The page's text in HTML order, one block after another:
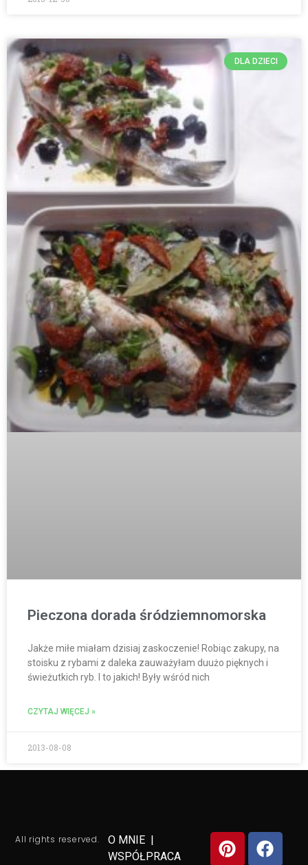
DLA DZIECI
Pieczona dorada śródziemnomorska
Jakże miłe miałam dzisiaj zaskoczenie! Robiąc zakupy, na
stoisku z rybami z daleka zauważyłam duużo pięknych i
świeżutkich ryb. I to jakich! Były wśród nich
CZYTAJ WIĘCEJ »
2013-08-08
All rights reserved. O MNIE |
WSPÓŁPRACA